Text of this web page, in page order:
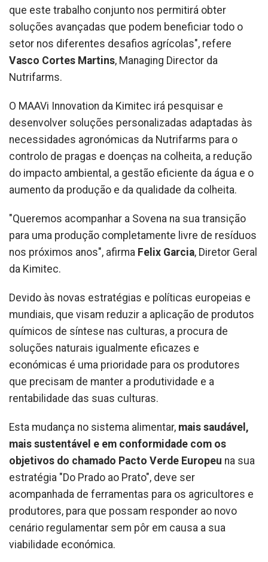
que este trabalho conjunto nos permitirá obter
soluções avançadas que podem beneficiar todo o
setor nos diferentes desafios agrícolas", refere
Vasco Cortes Martins, Managing Director da
Nutrifarms.
O MAAVi Innovation da Kimitec irá pesquisar e
desenvolver soluções personalizadas adaptadas às
necessidades agronómicas da Nutrifarms para o
controlo de pragas e doenças na colheita, a redução
do impacto ambiental, a gestão eficiente da água e o
aumento da produção e da qualidade da colheita.
"Queremos acompanhar a Sovena na sua transição
para uma produção completamente livre de resíduos
nos próximos anos", afirma Felix Garcia, Diretor Geral
da Kimitec.
Devido às novas estratégias e políticas europeias e
mundiais, que visam reduzir a aplicação de produtos
químicos de síntese nas culturas, a procura de
soluções naturais igualmente eficazes e
económicas é uma prioridade para os produtores
que precisam de manter a produtividade e a
rentabilidade das suas culturas.
Esta mudança no sistema alimentar, mais saudável,
mais sustentável e em conformidade com os
objetivos do chamado Pacto Verde Europeu na sua
estratégia "Do Prado ao Prato", deve ser
acompanhada de ferramentas para os agricultores e
produtores, para que possam responder ao novo
cenário regulamentar sem pôr em causa a sua
viabilidade económica.